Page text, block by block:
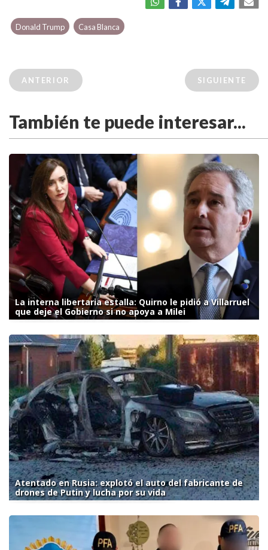
Donald Trump Casa Blanca
ANTERIOR SIGUIENTE
También te puede interesar...
La interna libertaria estalla: Quirno le pidió a Villarruel
que deje el Gobierno si no apoya a Milei
Atentado en Rusia: explotó el auto del fabricante de
drones de Putin y lucha por su vida